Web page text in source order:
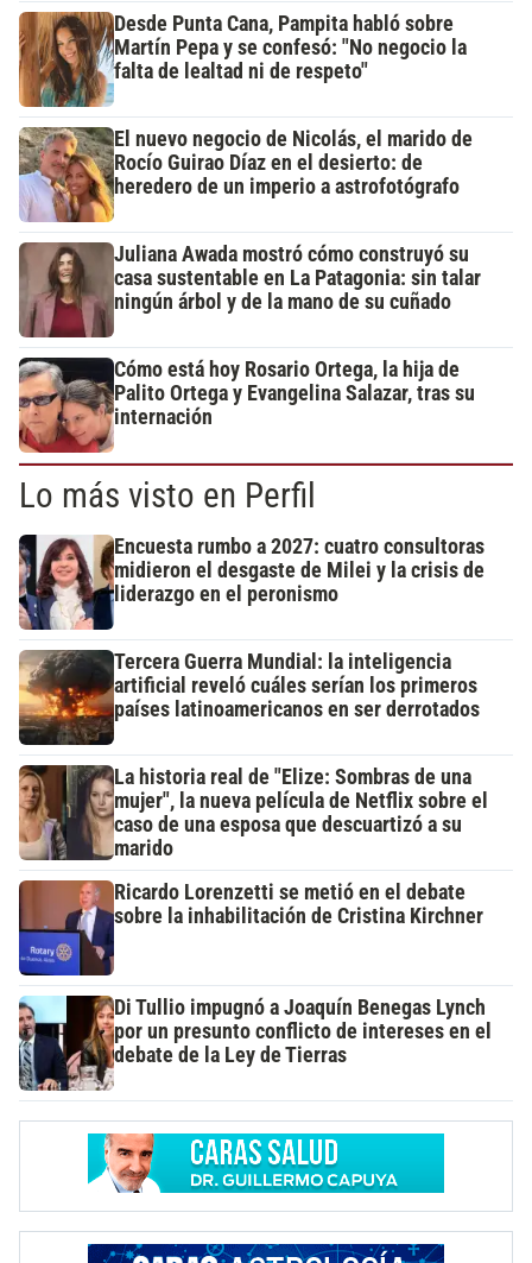
Desde Punta Cana, Pampita habló sobre
Martín Pepa y se confesó: "No negocio la
falta de lealtad ni de respeto"
El nuevo negocio de Nicolás, el marido de
Rocío Guirao Díaz en el desierto: de
heredero de un imperio a astrofotógrafo
Juliana Awada mostró cómo construyó su
casa sustentable en La Patagonia: sin talar
ningún árbol y de la mano de su cuñado
Cómo está hoy Rosario Ortega, la hija de
Palito Ortega y Evangelina Salazar, tras su
internación
Lo más visto en Perfil
Encuesta rumbo a 2027: cuatro consultoras
midieron el desgaste de Milei y la crisis de
liderazgo en el peronismo
Tercera Guerra Mundial: la inteligencia
artificial reveló cuáles serían los primeros
países latinoamericanos en ser derrotados
La historia real de "Elize: Sombras de una
mujer", la nueva película de Netflix sobre el
caso de una esposa que descuartizó a su
marido
Ricardo Lorenzetti se metió en el debate
sobre la inhabilitación de Cristina Kirchner
Di Tullio impugnó a Joaquín Benegas Lynch
por un presunto conflicto de intereses en el
debate de la Ley de Tierras